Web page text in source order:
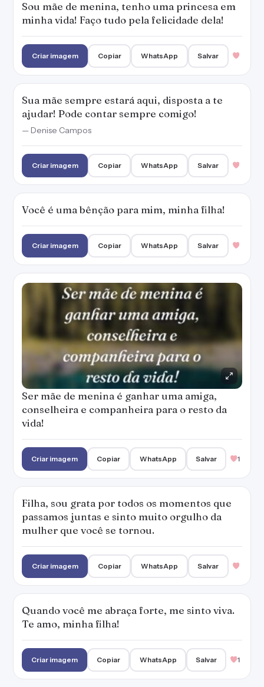
Sou mãe de menina, tenho uma princesa em
minha vida! Faço tudo pela felicidade dela!
Criar imagem Copiar WhatsApp Salvar
Sua mãe sempre estará aqui, disposta a te
ajudar! Pode contar sempre comigo!
— Denise Campos
Criar imagem Copiar WhatsApp Salvar
Você é uma bênção para mim, minha filha!
Criar imagem Copiar WhatsApp Salvar
Ser mãe de menina é ganhar uma amiga,
conselheira e companheira para o resto da
vida!
Criar imagem Copiar WhatsApp Salvar 1
Filha, sou grata por todos os momentos que
passamos juntas e sinto muito orgulho da
mulher que você se tornou.
Criar imagem Copiar WhatsApp Salvar
Quando você me abraça forte, me sinto viva.
Te amo, minha filha!
Criar imagem Copiar WhatsApp Salvar 1